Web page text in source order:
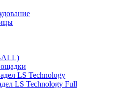
LS Technology
LS Technology Full